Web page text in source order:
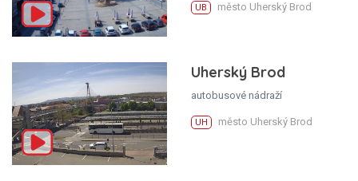
UB město Uherský Brod
Uherský Brod
autobusové nádraží
UH město Uherský Brod